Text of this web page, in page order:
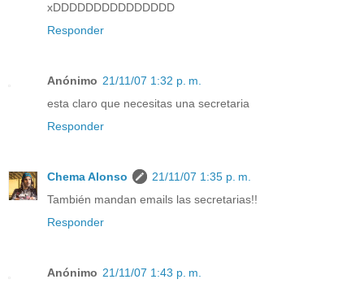
xDDDDDDDDDDDDDDD
Responder
Anónimo 21/11/07 1:32 p. m.
esta claro que necesitas una secretaria
Responder
Chema Alonso
21/11/07 1:35 p. m.
También mandan emails las secretarias!!
Responder
Anónimo 21/11/07 1:43 p. m.